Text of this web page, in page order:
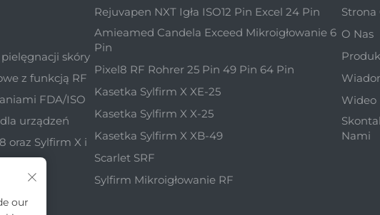
skóry
z funkcją RF
FDA/ISO
urządzeń
oraz Sylfirm X i
Rejuvapen NXT Igła ISO12 Pin Excel 24 Pin
Amieamed Candela Exceed Mikroigłowanie 6
Pin
Pixel8 RF Rohrer 25 Pin 49 Pin 64 Pin
Kasetka Sylfirm X XE-25
Kasetka Sylfirm X X-25
Kasetka Sylfirm X XB-49
Scarlet SRF
Sylfirm Mikroigłowanie RF
Strona
O Nas
Wideo
Nami
our